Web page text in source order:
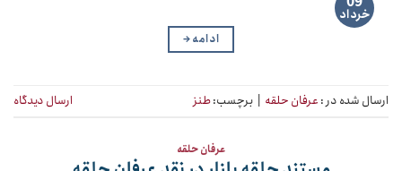
خرداد
ادامه→
ارسال شده در : عرفان حلقه برچسب:طنز ارسال دیدگاه
عرفان حلقه